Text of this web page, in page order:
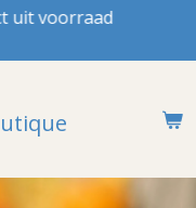
uit voorraad